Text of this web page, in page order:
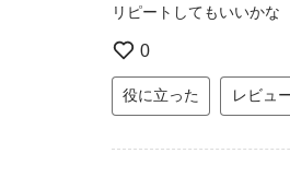
リピートしてもいいかな
0
役に立った レビュ